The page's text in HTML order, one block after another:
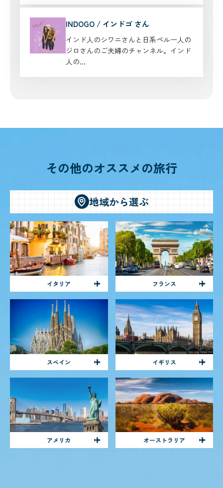
INDOGO / インドゴ さん
インド人のシワニさんと日系ペルー人の
ジロさんのご夫婦のチャンネル。インド
人の…
その他のオススメの旅行
地域から選ぶ
イタリア フランス
スペイン イギリス
アメリカ オーストラリア